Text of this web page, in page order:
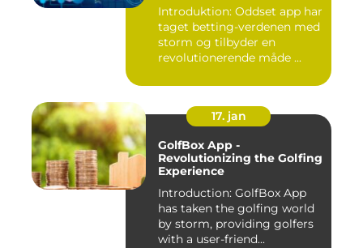
Introduktion: Oddset app har
taget betting-verdenen med
storm og tilbyder en
revolutionerende måde ...
17. jan
GolfBox App -
Revolutionizing the Golfing
Experience
Introduction: GolfBox App
has taken the golfing world
by storm, providing golfers
with a user-friend...